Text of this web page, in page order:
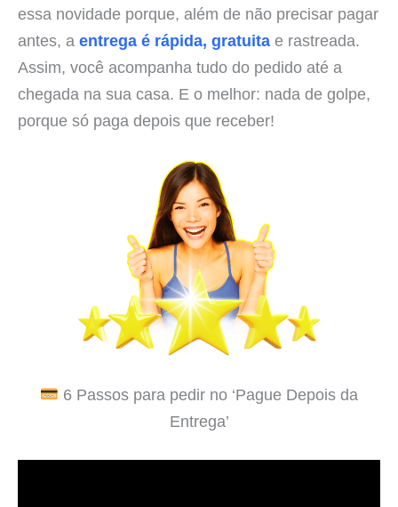
essa novidade porque, além de não precisar pagar
antes, a entrega é rápida, gratuita e rastreada.
Assim, você acompanha tudo do pedido até a
chegada na sua casa. E o melhor: nada de golpe,
porque só paga depois que receber!
6 Passos para pedir no ‘Pague Depois da
Entrega’